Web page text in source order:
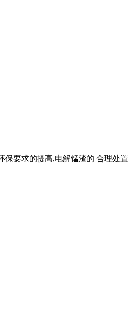
要求的提高,电解锰渣的 合理处